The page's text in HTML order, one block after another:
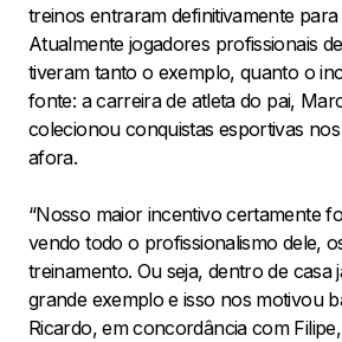
treinos entraram definitivamente
Atualmente jogadores profissionais
tiveram tanto o exemplo, quanto o
fonte: a carreira de atleta do pai,
colecionou conquistas esportivas
afora.
“Nosso maior incentivo certamente
vendo todo o profissionalismo dele,
treinamento. Ou seja, dentro de casa
grande exemplo e isso nos motivou
Ricardo, em concordância com